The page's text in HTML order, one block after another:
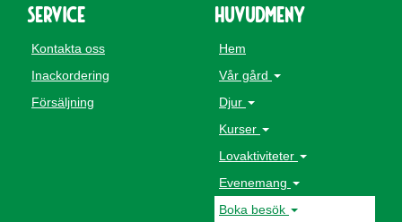
Service
Kontakta oss
Inackordering
Försäljning
Huvudmeny
Hem
Vår gård
Djur
Kurser
Lovaktiviteter
Evenemang
Boka besök